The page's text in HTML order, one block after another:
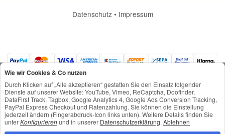
Datenschutz • Impressum
*Alle Preise inkl. gesetzlicher USt., zzgl.Versand
© © Toneroffice.de
Wie wir Cookies & Co nutzen
Durch Klicken auf „Alle akzeptieren“ gestatten Sie den Einsatz folgender
Dienste auf unserer Website: YouTube, Vimeo, ReCaptcha, Doofinder,
DataFirst Track, Tagbox, Google Analytics 4, Google Ads Conversion Tracking,
PayPal Express Checkout und Ratenzahlung. Sie können die Einstellung
jederzeit ändern (Fingerabdruck-Icon links unten). Weitere Details finden Sie
unterKonfigurierenund in unserer Datenschutzerklärung. Ablehnen